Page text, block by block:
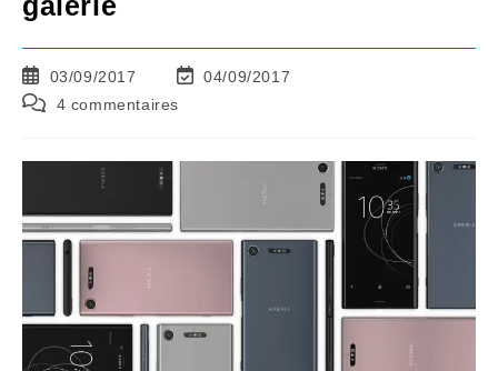
Publication
publiée :
03/09/2017
Dernière
publication :
04/09/2017
Commentaires
publication :
4 commentaires